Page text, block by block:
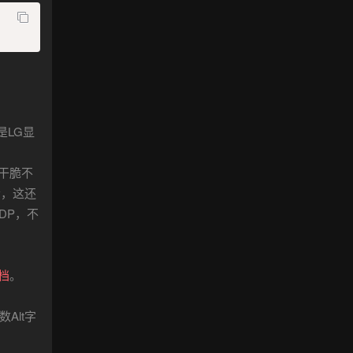
LG显
脆不
这还
，不
。
Alt字